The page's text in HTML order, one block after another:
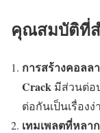
คุณสมบัติที่
การสร้างคอลล
Crack มีส่วนต่อ
ต่อกันเป็นเรื่องง่
เทมเพลตที่หลา